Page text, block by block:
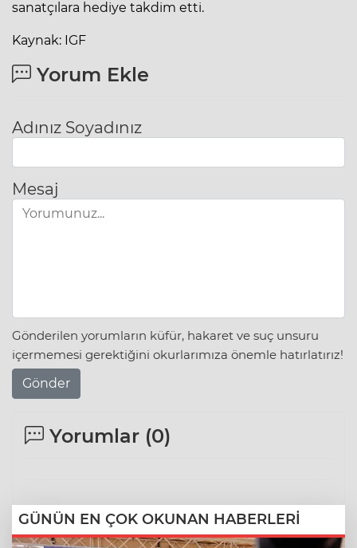
sanatçılara hediye takdim etti.
Kaynak: IGF
Yorum Ekle
Adınız Soyadınız
Mesaj
Gönderilen yorumların küfür, hakaret ve suç unsuru
içermemesi gerektiğini okurlarımıza önemle hatırlatırız!
Gönder
Yorumlar (0)
GÜNÜN EN ÇOK OKUNAN HABERLERİ